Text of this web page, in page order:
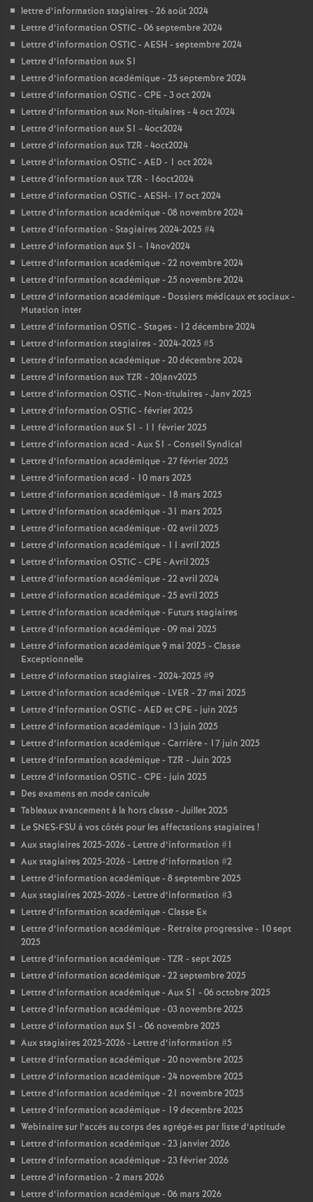
lettre d’information stagiaires - 26 août 2024
Lettre d’information OSTIC - 06 septembre 2024
Lettre d’information OSTIC - AESH - septembre 2024
Lettre d’information aux S1
Lettre d’information académique - 25 septembre 2024
Lettre d’information OSTIC - CPE - 3 oct 2024
Lettre d’information aux Non-titulaires - 4 oct 2024
Lettre d’information aux S1 - 4oct2024
Lettre d’information aux TZR - 4oct2024
Lettre d’information OSTIC - AED - 1 oct 2024
Lettre d’information aux TZR - 16oct2024
Lettre d’information OSTIC - AESH- 17 oct 2024
Lettre d’information académique - 08 novembre 2024
Lettre d’information - Stagiaires 2024-2025 #4
Lettre d’information aux S1 - 14nov2024
Lettre d’information académique - 22 novembre 2024
Lettre d’information académique - 25 novembre 2024
Lettre d’information académique - Dossiers médicaux et sociaux -
Mutation inter
Lettre d’information OSTIC - Stages - 12 décembre 2024
Lettre d’information stagiaires - 2024-2025 #5
Lettre d’information académique - 20 décembre 2024
Lettre d’information aux TZR - 20janv2025
Lettre d’information OSTIC - Non-titulaires - Janv 2025
Lettre d’information OSTIC - février 2025
Lettre d’information aux S1 - 11 février 2025
Lettre d’information acad - Aux S1 - Conseil Syndical
Lettre d’information académique - 27 février 2025
Lettre d’information acad - 10 mars 2025
Lettre d’information académique - 18 mars 2025
Lettre d’information académique - 31 mars 2025
Lettre d’information académique - 02 avril 2025
Lettre d’information académique - 11 avril 2025
Lettre d’information OSTIC - CPE - Avril 2025
Lettre d’information académique - 22 avril 2024
Lettre d’information académique - 25 avril 2025
Lettre d’information académique - Futurs stagiaires
Lettre d’information académique - 09 mai 2025
Lettre d’information académique 9 mai 2025 - Classe
Exceptionnelle
Lettre d’information stagiaires - 2024-2025 #9
Lettre d’information académique - LVER - 27 mai 2025
Lettre d’information OSTIC - AED et CPE - juin 2025
Lettre d’information académique - 13 juin 2025
Lettre d’information académique - Carrière - 17 juin 2025
Lettre d’information académique - TZR - Juin 2025
Lettre d’information OSTIC - CPE - juin 2025
Des examens en mode canicule
Tableaux avancement à la hors classe - Juillet 2025
Le SNES-FSU à vos côtés pour les affectations stagiaires !
Aux stagiaires 2025-2026 - Lettre d’information #1
Aux stagiaires 2025-2026 - Lettre d’information #2
Lettre d’information académique - 8 septembre 2025
Aux stagiaires 2025-2026 - Lettre d’information #3
Lettre d’information académique - Classe Ex
Lettre d’information académique - Retraite progressive - 10 sept
2025
Lettre d’information académique - TZR - sept 2025
Lettre d’information académique - 22 septembre 2025
Lettre d’information académique - Aux S1 - 06 octobre 2025
Lettre d’information académique - 03 novembre 2025
Lettre d’information aux S1 - 06 novembre 2025
Aux stagiaires 2025-2026 - Lettre d’information #5
Lettre d’information académique - 20 novembre 2025
Lettre d’information académique - 24 novembre 2025
Lettre d’information académique - 21 novembre 2025
Lettre d’information académique - 19 decembre 2025
Webinaire sur l’accès au corps des agrégé·es par liste d’aptitude
Lettre d’information académique - 23 janvier 2026
Lettre d’information académique - 23 février 2026
Lettre d’information - 2 mars 2026
Lettre d’information académique - 06 mars 2026